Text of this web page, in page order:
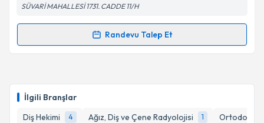
İlgili Branşlar
Diş Hekimi
4 Ağız, Diş ve Çene Radyolojisi 1 Ortodonti
Metni'ni okudum ve kişisel verilerimin belirtilen
kapsamda işlenmesini kabul ediyorum.
SÜVARİ MAHALLESİ 1731. CADDE 11/H
Randevu Talep Et
Randevu Takvimi Talebi
için bir takvim hazırlandığında e-posta ile
bilgilendireceğiz.